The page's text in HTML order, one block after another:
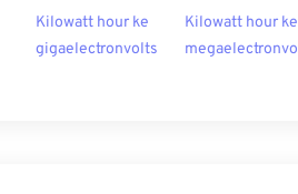
Kilowatt hour ke
gigaelectronvolts
Kilowatt hour ke